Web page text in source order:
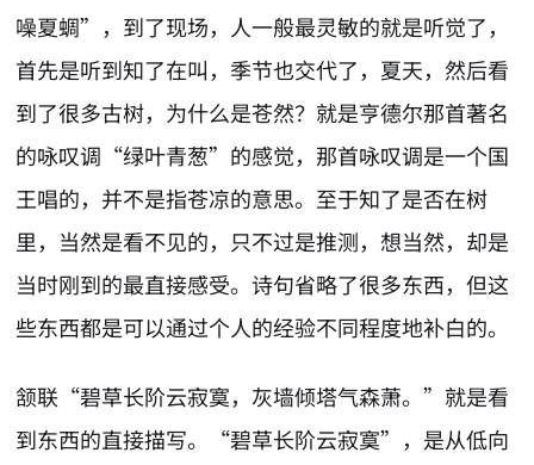
噪夏蜩”，到了现场，人一般最灵敏的就是听觉了，
首先是听到知了在叫，季节也交代了，夏天，然后看
到了很多古树，为什么是苍然？就是亨德尔那首著名
的咏叹调“绿叶青葱”的感觉，那首咏叹调是一个国
王唱的，并不是指苍凉的意思。至于知了是否在树
里，当然是看不见的，只不过是推测，想当然，却是
当时刚到的最直接感受。诗句省略了很多东西，但这
些东西都是可以通过个人的经验不同程度地补白的。
颔联“碧草长阶云寂寞，灰墙倾塔气森萧。”就是看
到东西的直接描写。“碧草长阶云寂寞”，是从低向